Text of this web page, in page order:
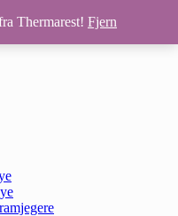
Thermarest! Fjern